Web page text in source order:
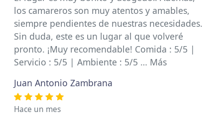
los camareros son muy atentos y amables,
siempre pendientes de nuestras necesidades.
Sin duda, este es un lugar al que volveré
pronto. ¡Muy recomendable! Comida : 5/5 |
Servicio : 5/5 | Ambiente : 5/5 … Más
Juan Antonio Zambrana
Hace un mes